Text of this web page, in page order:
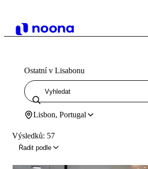
Ostatní v Lisabonu
Lisbon, Portugal
Výsledků: 57
Řadit podle